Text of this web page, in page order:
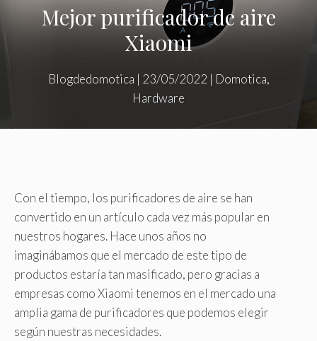
Mejor purificador de aire
Xiaomi
Blogdedomotica | 23/05/2022 | Domotica,
Hardware
Con el tiempo, los purificadores de aire se han
convertido en un artículo cada vez más popular en
nuestros hogares. Hace unos años no
imaginábamos que el mercado de este tipo de
productos estaría tan masificado, pero gracias a
empresas como Xiaomi tenemos en el mercado una
amplia gama de purificadores que podemos elegir
según nuestras necesidades.